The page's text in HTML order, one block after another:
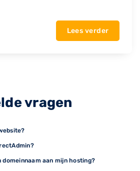
Lees verder
vragen
domeinnaam aan mijn hosting?